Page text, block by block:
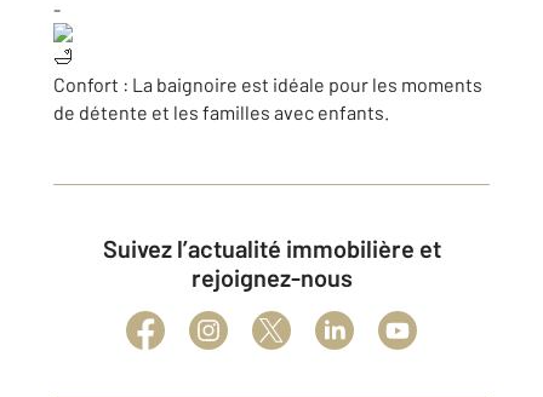
-
Confort : La baignoire est idéale pour les moments
de détente et les familles avec enfants.
Suivez l’actualité immobilière et
rejoignez-nous